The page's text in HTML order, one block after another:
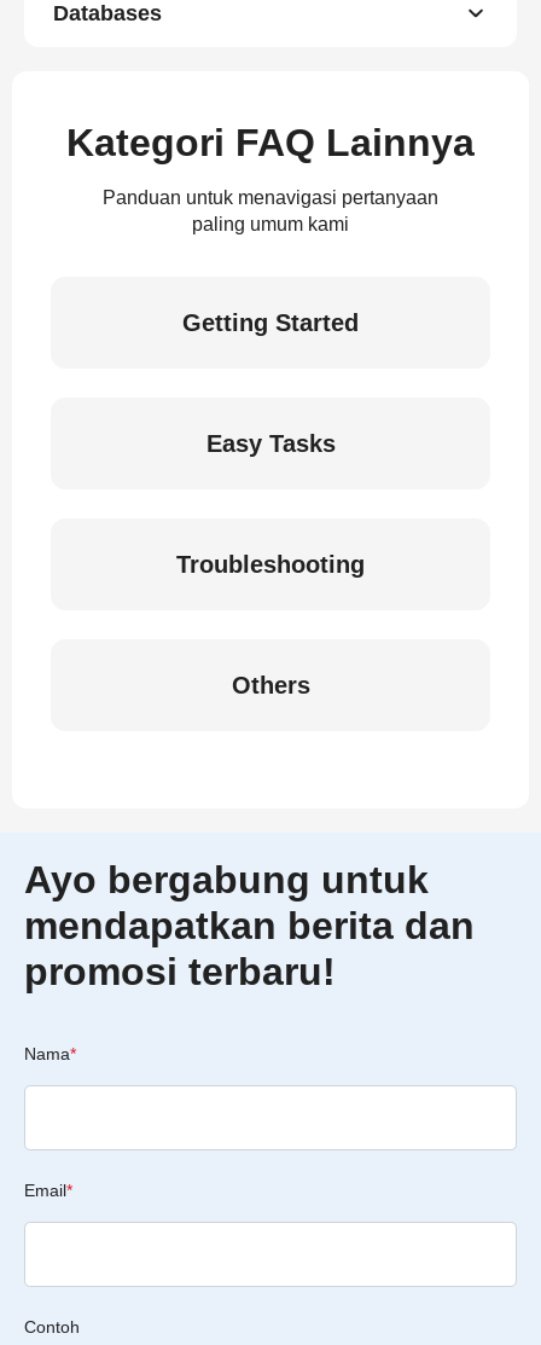
Databases
Kategori FAQ Lainnya
Panduan untuk menavigasi pertanyaan
paling umum kami
Getting Started
Easy Tasks
Troubleshooting
Others
Ayo bergabung untuk
mendapatkan berita dan
promosi terbaru!
Nama*
Email*
Contoh